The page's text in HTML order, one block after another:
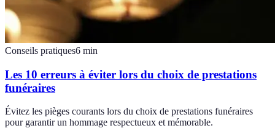
Conseils pratiques6 min
Les 10 erreurs à éviter lors du choix de prestations
funéraires
Évitez les pièges courants lors du choix de prestations funéraires
pour garantir un hommage respectueux et mémorable.